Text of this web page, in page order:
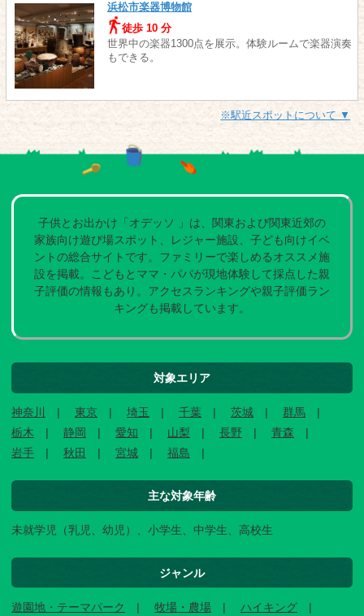
浜松市楽器博物館
徒歩 10 分
世界中の楽器1300点を展示。体験ルームで楽器演奏
もできる。
※駅近スポットについて ▼
子供とお出かけ「オデッソ 」は、関東および関東近郊の
家族向け遊び場スポット、レジャー施設、子ども向けイベ
ントの総合サイトです。ファミリーで楽しめるオススメ施
設を掲載。こどもとママ・パパが現地体験して採点した親
子評価の情報もあり。アクセスランキングや親子評価ラン
キングも掲載しています。
対象エリア
神奈川 東京 埼玉 千葉 茨城
群馬
栃木
静岡 愛知 山梨 長野
青森
岩手
秋田 宮城 福島
主な対象年齢
未就学児（乳児、幼児）、小学生、中学生、高校生
ジャンル
遊園地・テーマパーク 牧場・農場
ハイキング